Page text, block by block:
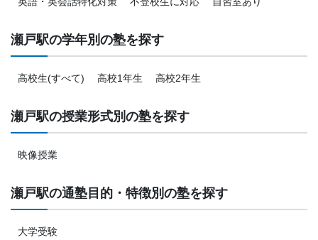
瀬戸駅の学年別の塾を探す
高校生(すべて) 高校1年生 高校2年生
瀬戸駅の授業形式別の塾を探す
映像授業
瀬戸駅の通塾目的・特徴別の塾を探す
大学受験